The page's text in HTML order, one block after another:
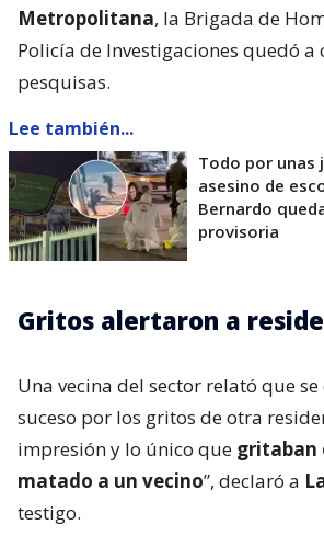
Metropolitana, la Brigada de
Policía de Investigaciones quedó a
pesquisas.
Lee también...
Todo por unas
asesino de
Bernardo
provisoria
Gritos alertaron a
Una vecina del sector relató que
suceso por los gritos de otra
impresión y lo único que gritaban
matado a un vecino”, declaró a
testigo.